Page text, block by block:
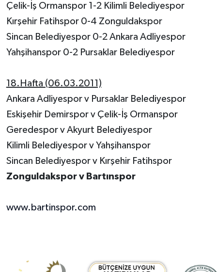
Çelik-İş Ormanspor 1-2 Kilimli Belediyespor
Kırşehir Fatihspor 0-4 Zonguldakspor
Sincan Belediyespor 0-2 Ankara Adliyespor
Yahşihanspor 0-2 Pursaklar Belediyespor
18.Hafta (06.03.2011)
Ankara Adliyespor v Pursaklar Belediyespor
Eskişehir Demirspor v Çelik-İş Ormanspor
Geredespor v Akyurt Belediyespor
Kilimli Belediyespor v Yahşihanspor
Sincan Belediyespor v Kırşehir Fatihspor
Zonguldakspor v Bartınspor
www.bartinspor.com